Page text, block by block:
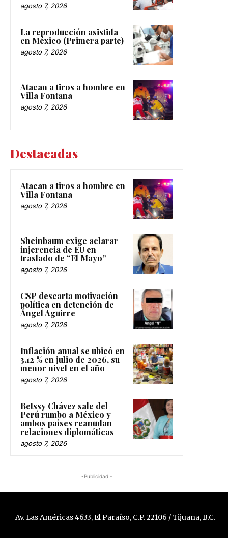
agosto 7, 2026
La reproducción asistida
en México (Primera parte)
agosto 7, 2026
Atacan a tiros a hombre en
Villa Fontana
agosto 7, 2026
Destacadas
Atacan a tiros a hombre en
Villa Fontana
agosto 7, 2026
Sheinbaum exige aclarar
injerencia de EU en
traslado de “El Mayo”
agosto 7, 2026
CSP descarta motivación
política en detención de
Ángel Aguirre
agosto 7, 2026
Inflación anual se ubicó en
3.12 % en julio de 2026, su
menor nivel en el año
agosto 7, 2026
Betssy Chávez sale del
Perú rumbo a México y
ambos países reanudan
relaciones diplomáticas
agosto 7, 2026
-Publicidad -
Av. Las Américas 4633, El Paraíso, C.P. 22106 / Tijuana, B.C.